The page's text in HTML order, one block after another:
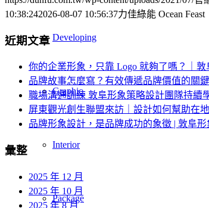
Developing
Graphic
Interior
Package
10:38:242026-08-07 10:56:37力佳綠能 Ocean Feast
近期文章
你的企業形象，只靠 Logo 就夠了嗎？｜敦
品牌故事怎麼寫？有效傳遞品牌價值的關
職場溝通訓練 敦阜形象策略設計團隊持續
屏東觀光創生聯盟來訪｜設計如何幫助在
品牌形象設計，是品牌成功的象徵 | 敦阜
彙整
2025 年 12 月
2025 年 10 月
2025 年 8 月